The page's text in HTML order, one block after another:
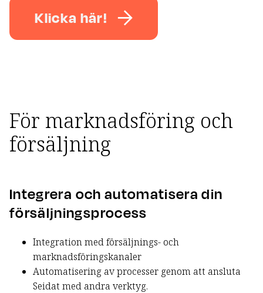
Klicka här!
För marknadsföring och
försäljning
Integrera och automatisera din
försäljningsprocess
Integration med försäljnings- och
marknadsföringskanaler
Automatisering av processer genom att ansluta
Seidat med andra verktyg.